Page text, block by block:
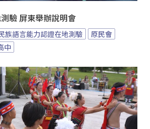
驗 屏東舉辦說明會
族語言能力認證在地測驗
原民會
中